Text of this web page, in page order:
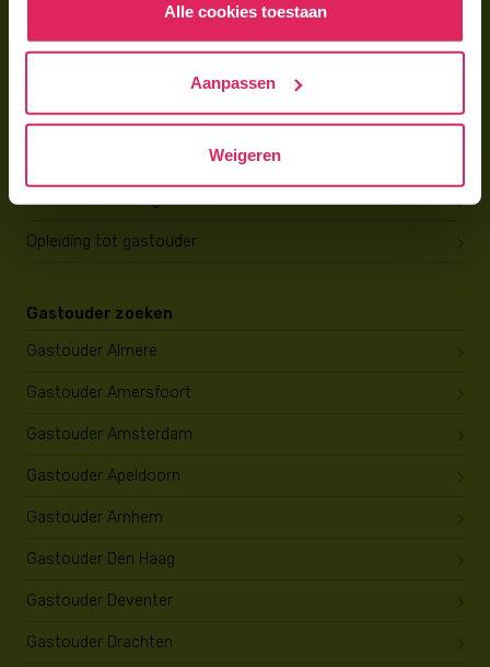
Alle cookies toestaan
Aanpassen
Weigeren
Hoe vind ik gastkinderen?
Trainingen & cursussen
Gastouder worden
Wat verdient een gastouder?
Opleiding tot gastouder
Gastouder zoeken
Gastouder Almere
Gastouder Amersfoort
Gastouder Amsterdam
Gastouder Apeldoorn
Gastouder Arnhem
Gastouder Den Haag
Gastouder Deventer
Gastouder Drachten